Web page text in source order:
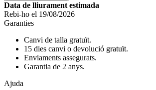
Data de lliurament estimada
Rebi-ho el 19/08/2026
Garanties
Canvi de talla gratuït.
15 dies canvi o devolució gratuït.
Enviaments assegurats.
Garantia de 2 anys.
Ajuda